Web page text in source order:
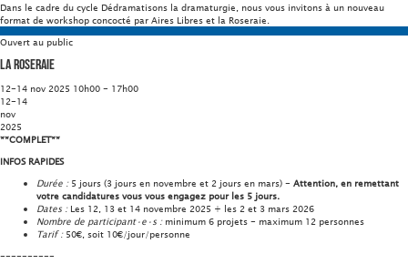
Dans le cadre du cycle Dédramatisons la dramaturgie, nous vous invitons à un nouveau
format de workshop concocté par Aires Libres et la Roseraie.
Ouvert au public
La Roseraie
12-14 nov 2025 10h00 - 17h00
12-14
nov
2025
**COMPLET**
INFOS RAPIDES
Durée :5 jours (3 jours en novembre et 2 jours en mars) - Attention, en remettant
votre candidatures vous vous engagez pour les 5 jours.
Dates :Les 12, 13 et 14 novembre 2025 + les 2 et 3 mars 2026
Nombre de participant·e·s :minimum 6 projets - maximum 12 personnes
Tarif :50€, soit 10€/jour/personne
----------